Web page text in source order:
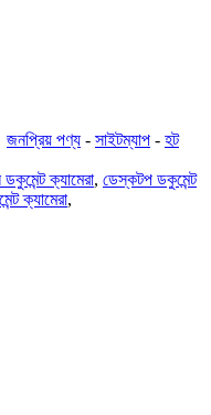
জনপ্রিয় পণ্য - সাইটম্যাপ - হট
ডকুমেন্ট ক্যামেরা, ডেস্কটপ ডকুমেন্ট
ক্যামেরা,